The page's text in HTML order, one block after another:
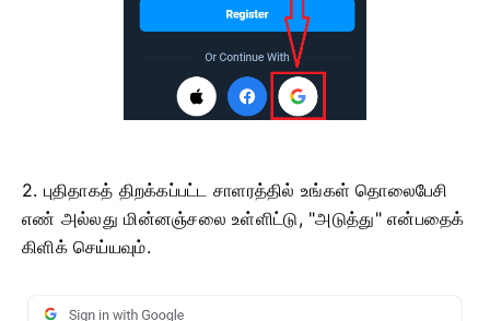
2. புதிதாகத் திறக்கப்பட்ட சாளரத்தில் உங்கள் தொலைபேசி
எண் அல்லது மின்னஞ்சலை உள்ளிட்டு, "அடுத்து" என்பதைக்
கிளிக் செய்யவும்.